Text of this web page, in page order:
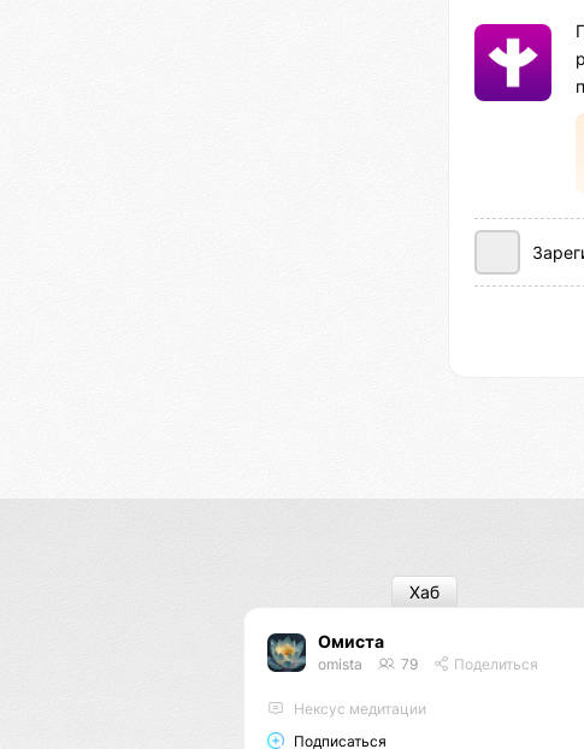
Омиста
omista 79 Поделиться
Нексус медитации
Подписаться
Хаб